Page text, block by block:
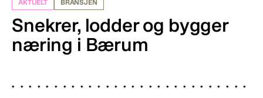
AKTUELT BRANSJEN
Snekrer, lodder og bygger
næring i Bærum